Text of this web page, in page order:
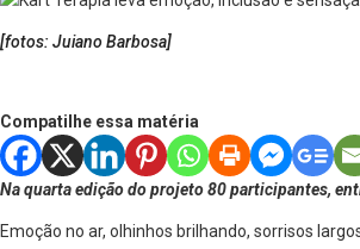
[fotos: Juiano Barbosa]
Compatilhe essa matéria
Na quarta edição do projeto 80 participantes,
Emoção no ar, olhinhos brilhando, sorrisos